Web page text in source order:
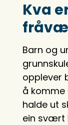
Kva
Barn og
opplever
å komme
halde ut
ein svært